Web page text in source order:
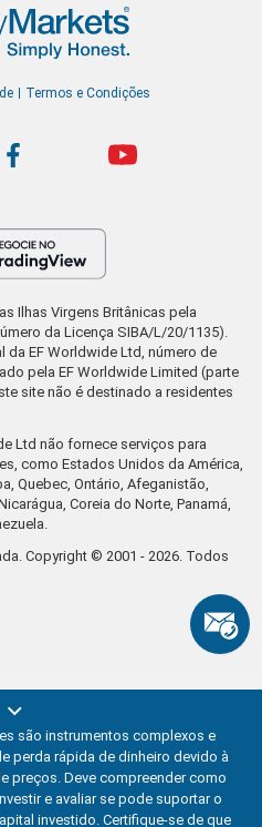
Termos e Condições
Ilhas Virgens Britânicas pela
da Licença SIBA/L/20/1135).
da EF Worldwide Ltd, número de
pela EF Worldwide Limited (parte
site não é destinado a residentes
Ltd não fornece serviços para
como Estados Unidos da América,
Quebec, Ontário, Afeganistão,
Coreia do Norte, Panamá,
Copyright © 2001 - 2026. Todos
são instrumentos complexos e
perda rápida de dinheiro devido à
preços. Deve compreender como
e avaliar se pode suportar o
investido. Certifique-se de que